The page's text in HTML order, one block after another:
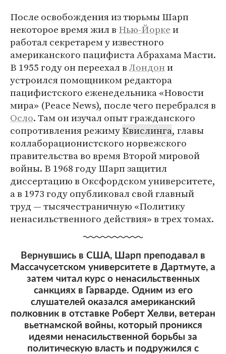
После освобождения из тюрьмы Шарп
некоторое время жил в Нью-Йоркеи
работал секретарем у известного
американского пацифиста Абрахама Масти.
В 1955 году он переехал вЛондони
устроился помощником редактора
пацифистского еженедельника «Новости
мира» (Peace News), после чего перебрался в
Осло. Там он изучал опыт гражданского
сопротивления режимуКвислинга, главы
коллаборационистского норвежского
правительства во время Второй мировой
войны. В 1968 году Шарп защитил
диссертацию в Оксфордском университете,
а в 1973 году опубликовал свой главный
труд — тысячестраничную «Политику
ненасильственного действия» в трех томах.
Вернувшись в США, Шарп преподавал в
Массачусетском университете в Дартмуте, а
затем читал курс о ненасильственных
санкциях в Гарварде. Одним из его
слушателей оказался американский
полковник в отставке Роберт Хелви, ветеран
вьетнамской войны, который проникся
идеями ненасильственной борьбы за
политическую власть и подружился с